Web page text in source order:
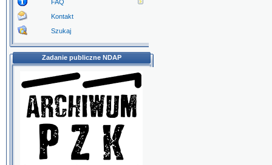
FAQ
Kontakt
Szukaj
Zadanie publiczne NDAP